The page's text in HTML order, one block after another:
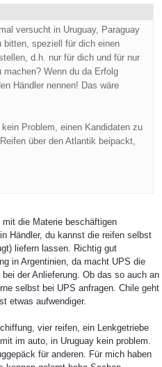
versucht in Uruguay, Paraguay
bitten, speziell für dich einen
d.h. nur für dich und für nur
Wenn du da Erfolg
Händler nennen! Das wäre
Problem, einen Kandidaten zu
über den Atlantik beipackt,
die Materie beschäftigen
Händler, du kannst die reifen selbst
liefern lassen. Richtig gut
in Argentinien, da macht UPS die
der Anlieferung. Ob das so auch an
selbst bei UPS anfragen. Chile geht
etwas aufwendiger.
vier reifen, ein Lenkgetriebe
im auto, in Uruguay kein problem.
für anderen. Für mich haben